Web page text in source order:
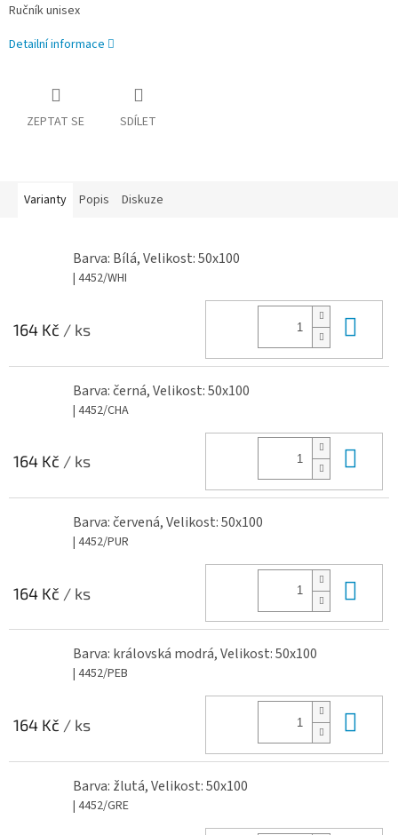
Ručník unisex
Detailní informace
ZEPTAT SE SDÍLET
Varianty Popis Diskuze
Barva: Bílá, Velikost: 50x100
| 4452/WHI
164 Kč / ks
Barva: černá, Velikost: 50x100
| 4452/CHA
164 Kč / ks
Barva: červená, Velikost: 50x100
| 4452/PUR
164 Kč / ks
Barva: královská modrá, Velikost: 50x100
| 4452/PEB
164 Kč / ks
Barva: žlutá, Velikost: 50x100
| 4452/GRE